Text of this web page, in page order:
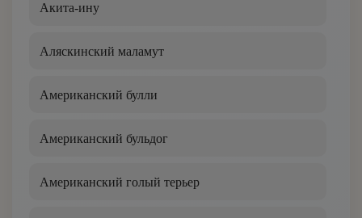
Акита-ину
Аляскинский маламут
Американский булли
Американский бульдог
Американский голый терьер